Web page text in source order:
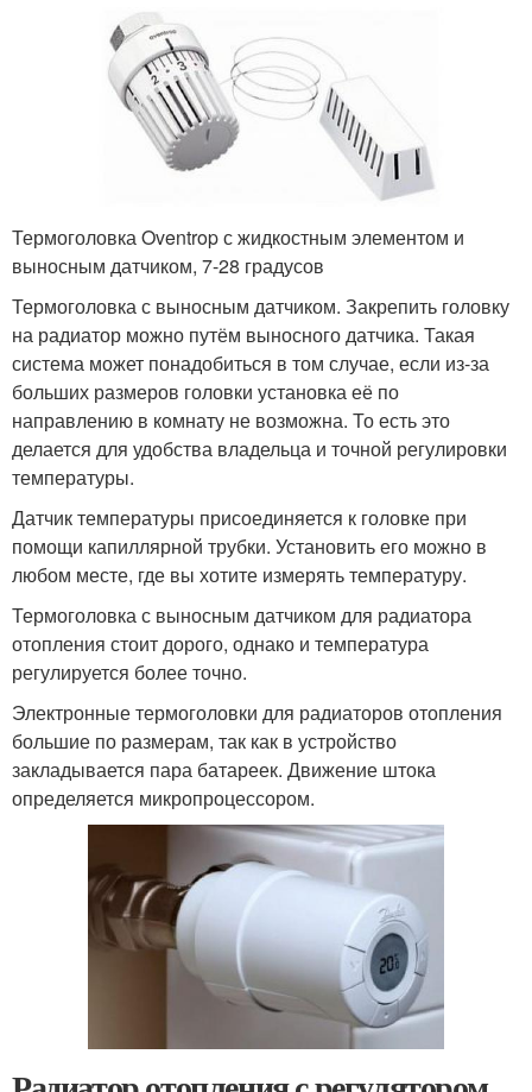
Термоголовка Oventrop с жидкостным элементом и
выносным датчиком, 7-28 градусов
Термоголовка с выносным датчиком. Закрепить головку
на радиатор можно путём выносного датчика. Такая
система может понадобиться в том случае, если из-за
больших размеров головки установка её по
направлению в комнату не возможна. То есть это
делается для удобства владельца и точной регулировки
температуры.
Датчик температуры присоединяется к головке при
помощи капиллярной трубки. Установить его можно в
любом месте, где вы хотите измерять температуру.
Термоголовка с выносным датчиком для радиатора
отопления стоит дорого, однако и температура
регулируется более точно.
Электронные термоголовки для радиаторов отопления
большие по размерам, так как в устройство
закладывается пара батареек. Движение штока
определяется микропроцессором.